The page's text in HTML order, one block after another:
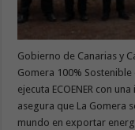
Gobierno de Canarias y
Gomera 100%
ejecuta ECOENER con
asegura que La Gomera
mundo en exportar